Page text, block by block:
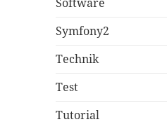
Software
Symfony2
Technik
Test
Tutorial